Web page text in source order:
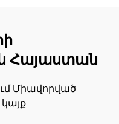
Հայաստան
Միավորված